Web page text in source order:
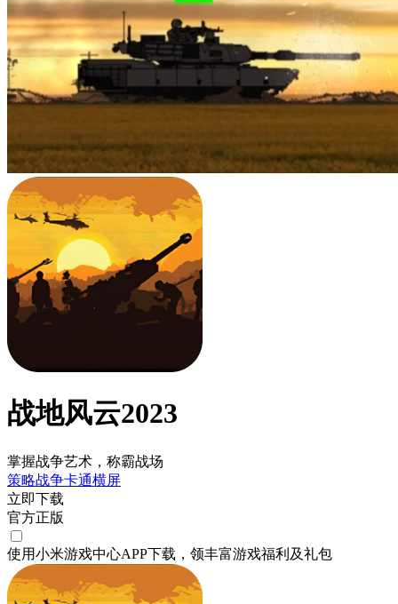
战地风云2023
掌握战争艺术，称霸战场
策略战争卡通横屏
立即下载
官方正版
使用小米游戏中心APP下载 ，领丰富游戏福利 及礼包